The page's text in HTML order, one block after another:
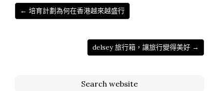
← 培育計劃為何在香港越來越盛行
delsey 旅行箱，讓旅行變得美好 →
Search website